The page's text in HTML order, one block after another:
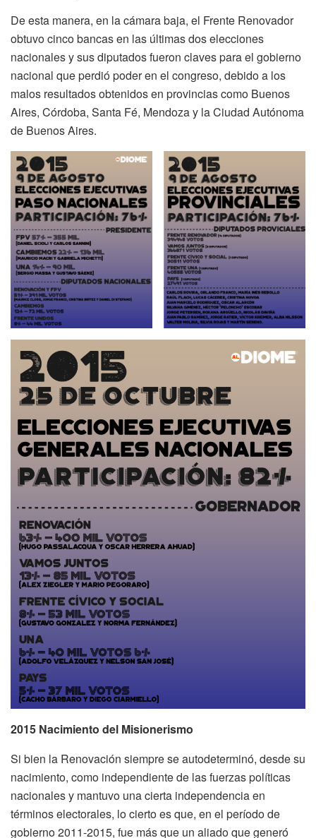
De esta manera, en la cámara baja, el Frente Renovador
obtuvo cinco bancas en las últimas dos elecciones
nacionales y sus diputados fueron claves para el gobierno
nacional que perdió poder en el congreso, debido a los
malos resultados obtenidos en provincias como Buenos
Aires, Córdoba, Santa Fé, Mendoza y la Ciudad Autónoma
de Buenos Aires.
2015 Nacimiento del Misionerismo
Si bien la Renovación siempre se autodeterminó, desde su
nacimiento, como independiente de las fuerzas políticas
nacionales y mantuvo una cierta independencia en
términos electorales, lo cierto es que, en el período de
gobierno 2011-2015, fue más que un aliado que generó